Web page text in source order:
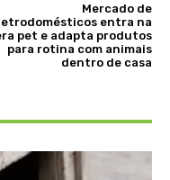
Mercado de
entra na
pet e adapta produtos
para rotina com animais
dentro de casa